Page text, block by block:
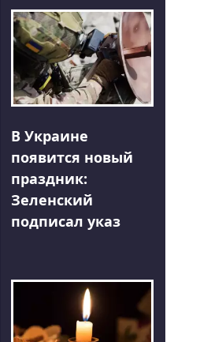
В Украине
появится новый
праздник:
Зеленский
подписал указ